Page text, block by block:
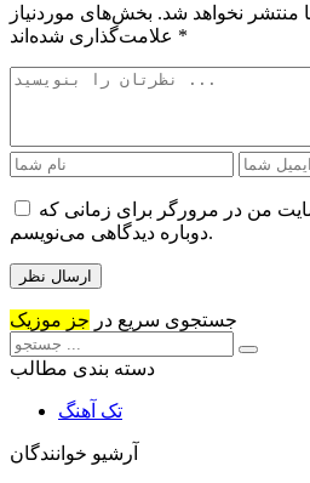
منتشر نخواهد شد. بخش‌های موردنیاز
*
من در مرورگر برای زمانی که
دوباره دیدگاهی می‌نویسم.
جستجوی سریع در جز موزیک
دسته بندی مطالب
تک آهنگ
آرشیو خوانندگان